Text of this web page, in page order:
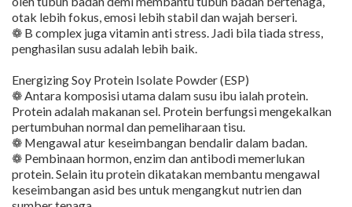
otak lebih fokus, emosi lebih stabil dan wajah berseri.
❁ B complex juga vitamin anti stress. Jadi bila tiada stress,
penghasilan susu adalah lebih baik.
Energizing Soy Protein Isolate Powder (ESP)
❁ Antara komposisi utama dalam susu ibu ialah protein.
Protein adalah makanan sel. Protein berfungsi mengekalkan
pertumbuhan normal dan pemeliharaan tisu.
❁ Mengawal atur keseimbangan bendalir dalam badan.
❁ Pembinaan hormon, enzim dan antibodi memerlukan
protein. Selain itu protein dikatakan membantu mengawal
keseimbangan asid bes untuk mengangkut nutrien dan